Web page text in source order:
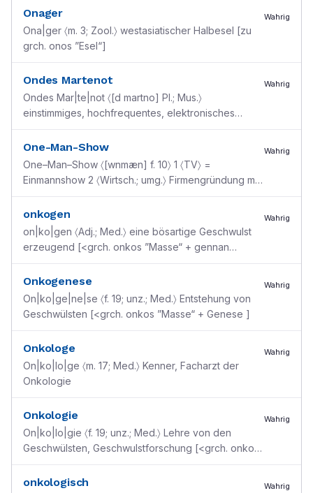
Onager
Ona|ger 〈m. 3; Zool.〉 westasiatischer Halbesel [zu
grch. onos ”Esel“]
Wahrig
Ondes Martenot
Ondes Mar|te|not 〈[d martno] Pl.; Mus.〉
einstimmiges, hochfrequentes, elektronisches
Oktaven [frz., ”M...
Wahrig
One-Man-Show
One–Man–Show 〈[wnmæn] f. 10〉 1 〈TV〉 =
Einmannshow 2 〈Wirtsch.; umg.〉 Firmengründung mit
Wahrig
onkogen
on|ko|gen 〈Adj.; Med.〉 eine bösartige Geschwulst
erzeugend [<grch. onkos ”Masse“ + gennan
Wahrig
Onkogenese
On|ko|ge|ne|se 〈f. 19; unz.; Med.〉 Entstehung von
Geschwülsten [<grch. onkos ”Masse“ + Genese ]
Wahrig
Onkologe
On|ko|lo|ge 〈m. 17; Med.〉 Kenner, Facharzt der
Onkologie
Wahrig
Onkologie
On|ko|lo|gie 〈f. 19; unz.; Med.〉 Lehre von den
Geschwülsten, Geschwulstforschung [<grch. onkos
Wahrig
onkologisch Wahrig